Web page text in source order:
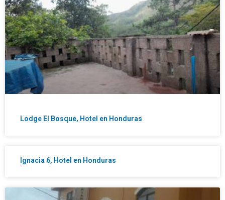
Lodge El Bosque, Hotel en Honduras
Ignacia 6, Hotel en Honduras